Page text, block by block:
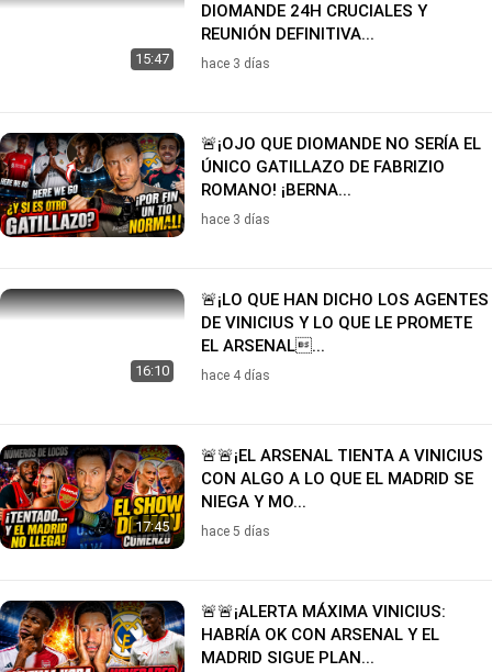
15:47
DIOMANDE 24H CRUCIALES Y
REUNIÓN DEFINITIVA...
hace 3 días
🚨¡OJO QUE DIOMANDE NO SERÍA EL
ÚNICO GATILLAZO DE FABRIZIO
ROMANO! ¡BERNA...
hace 3 días
16:10
🚨¡LO QUE HAN DICHO LOS AGENTES
DE VINICIUS Y LO QUE LE PROMETE
EL ARSENAL...
hace 4 días
17:45
🚨🚨¡EL ARSENAL TIENTA A VINICIUS
CON ALGO A LO QUE EL MADRID SE
NIEGA Y MO...
hace 5 días
🚨🚨¡ALERTA MÁXIMA VINICIUS:
HABRÍA OK CON ARSENAL Y EL
MADRID SIGUE PLAN...